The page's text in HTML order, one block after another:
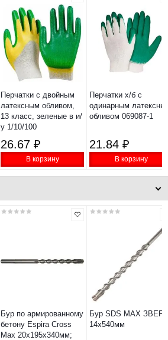
Перчатки с двойным
латексным обливом,
13 класс, зеленые в и/
у 1/10/100
26.67 ₽
В корзину
Перчатки х/б с
одинарным
обливом 069087-1
21.84 ₽
В корзину
Бур по армированному
бетону Espira Cross
Max 20x195x340мм;
Бур SDS MAX
14х540мм